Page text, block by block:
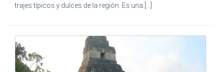
trajes típicos y dulces de la región. Es una [...]